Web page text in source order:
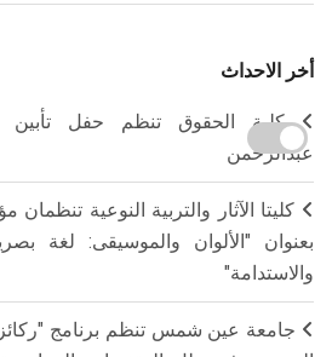
أخر الاحداث
كلية الحقوق تنظم حفل تأبين
عبدالرحمن
كليتا الآثار والتربية النوعية تنظمان
بعنوان "الألوان والموسيقى: لغة
والاستدامة"
جامعة عين شمس تنظم برنامج